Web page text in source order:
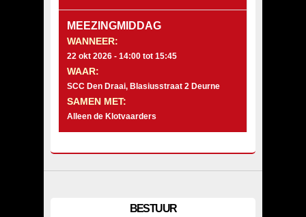
MEEZINGMIDDAG
WANNEER:
22 okt 2026 - 14:00tot 15:45
WAAR:
SCC Den Draai, Blasiusstraat 2 Deurne
SAMEN MET:
Alleen de Klotvaarders
BESTUUR